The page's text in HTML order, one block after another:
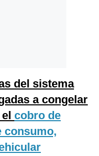
del sistema
a congelar
cobro de
consumo,